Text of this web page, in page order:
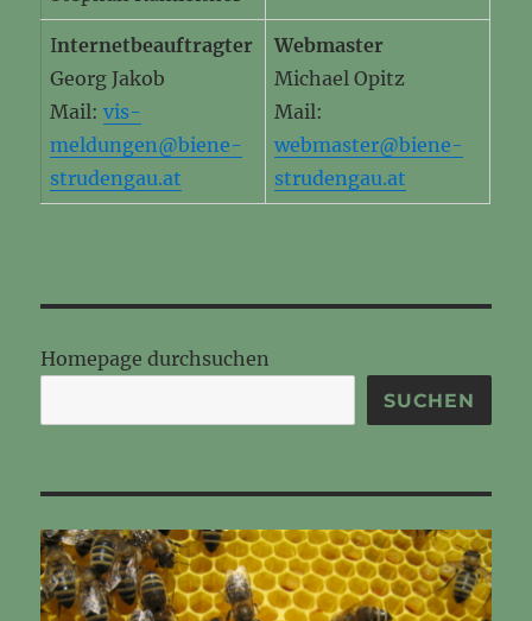
Internetbeauftragter
Georg Jakob
Mail:vis-
meldungen@biene-
strudengau.at
Webmaster
Michael Opitz
Mail:
webmaster@biene-
strudengau.at
Homepage durchsuchen
SUCHEN